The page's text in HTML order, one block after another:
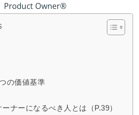
の価値基準
ナーになるべき人とは（P.39）